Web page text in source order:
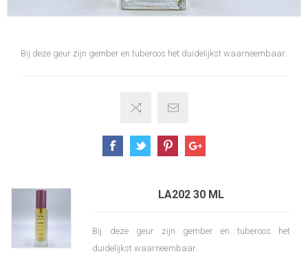
Bij deze geur zijn gember en tuberoos het duidelijkst waarneembaar.
LA202 30 ML
Bij deze geur zijn gember en tuberoos het
duidelijkst waarneembaar.